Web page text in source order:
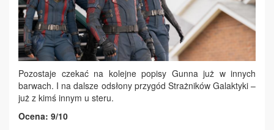
Pozostaje czekać na kolejne popisy Gunna już w innych
barwach. I na dalsze odsłony przygód Strażników Galaktyki –
już z kimś innym u steru.
Ocena: 9/10